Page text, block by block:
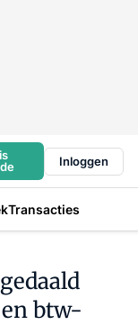
Inloggen
Transacties
btw-